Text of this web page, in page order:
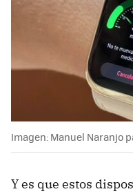
Imagen: Manuel Naranjo
Y es que estos